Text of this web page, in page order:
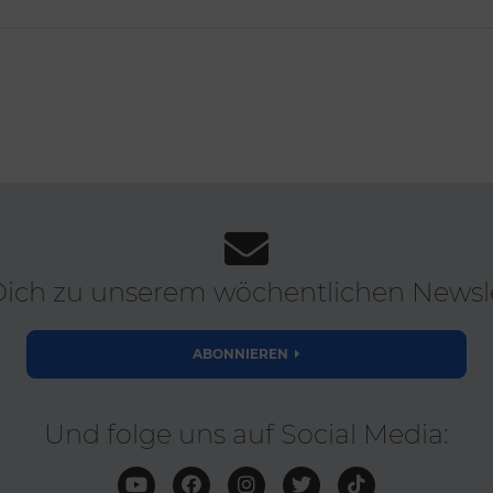
zu unserem wöchentlichen
ABONNIEREN
Und folge uns auf Social Media: